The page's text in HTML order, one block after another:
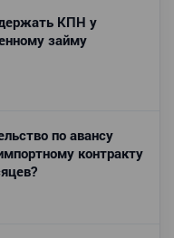
КПН у
займу
по авансу
контракту